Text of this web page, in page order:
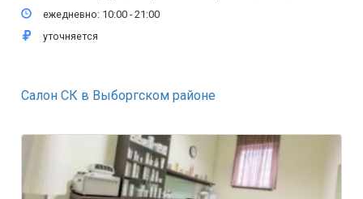
ежедневно: 10:00 - 21:00
уточняется
Салон СК в Выборгском районе